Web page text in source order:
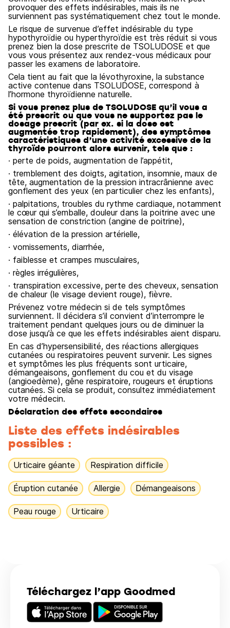
Téléchargez l’app Goodmed
provoquer des effets indésirables, mais ils ne
surviennent pas systématiquement chez tout le monde.
Le risque de survenue d’effet indésirable du type
hypothyroïdie ou hyperthyroïdie est très réduit si vous
prenez bien la dose prescrite de TSOLUDOSE et que
vous vous présentez aux rendez-vous médicaux pour
passer les examens de laboratoire.
Cela tient au fait que la lévothyroxine, la substance
active contenue dans TSOLUDOSE, correspond à
l’hormone thyroïdienne naturelle.
Si vous prenez plus de TSOLUDOSE qu’il vous a
été prescrit ou que vous ne supportez pas le
dosage prescrit (par ex. si la dose est
augmentée trop rapidement), des symptômes
caractéristiques d’une activité excessive de la
thyroïde pourront alors survenir, tels que :
· perte de poids, augmentation de l’appétit,
· tremblement des doigts, agitation, insomnie, maux de
tête, augmentation de la pression intracrânienne avec
gonflement des yeux (en particulier chez les enfants),
· palpitations, troubles du rythme cardiaque, notamment
le cœur qui s’emballe, douleur dans la poitrine avec une
sensation de constriction (angine de poitrine),
· élévation de la pression artérielle,
· vomissements, diarrhée,
· faiblesse et crampes musculaires,
· règles irrégulières,
· transpiration excessive, perte des cheveux, sensation
de chaleur (le visage devient rouge), fièvre.
Prévenez votre médecin si de tels symptômes
surviennent. Il décidera s’il convient d’interrompre le
traitement pendant quelques jours ou de diminuer la
dose jusqu’à ce que les effets indésirables aient disparu.
En cas d’hypersensibilité, des réactions allergiques
cutanées ou respiratoires peuvent survenir. Les signes
et symptômes les plus fréquents sont urticaire,
démangeaisons, gonflement du cou et du visage
(angioedème), gêne respiratoire, rougeurs et éruptions
cutanées. Si cela se produit, consultez immédiatement
votre médecin.
Déclaration des effets secondaires
Liste des effets indésirables
possibles :
Urticaire géante Respiration difficile
Éruption cutanée Allergie Démangeaisons
Peau rouge Urticaire